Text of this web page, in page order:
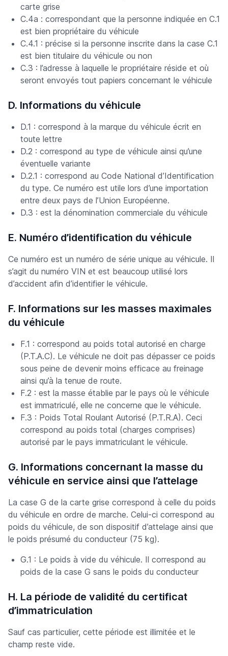
carte grise
C.4a : correspondant que la personne indiquée en C.1
est bien propriétaire du véhicule
C.4.1 : précise si la personne inscrite dans la case C.1
est bien titulaire du véhicule ou non
C.3 : l’adresse à laquelle le propriétaire réside et où
seront envoyés tout papiers concernant le véhicule
D. Informations du véhicule
D.1 : correspond à la marque du véhicule écrit en
toute lettre
D.2 : correspond au type de véhicule ainsi qu’une
éventuelle variante
D.2.1 : correspond au Code National d’Identification
du type. Ce numéro est utile lors d’une importation
entre deux pays de l’Union Européenne.
D.3 : est la dénomination commerciale du véhicule
E. Numéro d’identification du véhicule
Ce numéro est un numéro de série unique au véhicule. Il
s’agit du numéro VIN et est beaucoup utilisé lors
d’accident afin d’identifier le véhicule.
F. Informations sur les masses maximales
du véhicule
F.1 : correspond au poids total autorisé en charge
(P.T.A.C). Le véhicule ne doit pas dépasser ce poids
sous peine de devenir moins efficace au freinage
ainsi qu’à la tenue de route.
F.2 : est la masse établie par le pays où le véhicule
est immatriculé, elle ne concerne que le véhicule.
F.3 : Poids Total Roulant Autorisé (P.T.R.A). Ceci
correspond au poids total (charges comprises)
autorisé par le pays immatriculant le véhicule.
G. Informations concernant la masse du
véhicule en service ainsi que l’attelage
La case G de la carte grise correspond à celle du poids
du véhicule en ordre de marche. Celui-ci correspond au
poids du véhicule, de son dispositif d’attelage ainsi que
le poids présumé du conducteur (75 kg).
G.1 : Le poids à vide du véhicule. Il correspond au
poids de la case G sans le poids du conducteur
H. La période de validité du certificat
d’immatriculation
Sauf cas particulier, cette période est illimitée et le
champ reste vide.